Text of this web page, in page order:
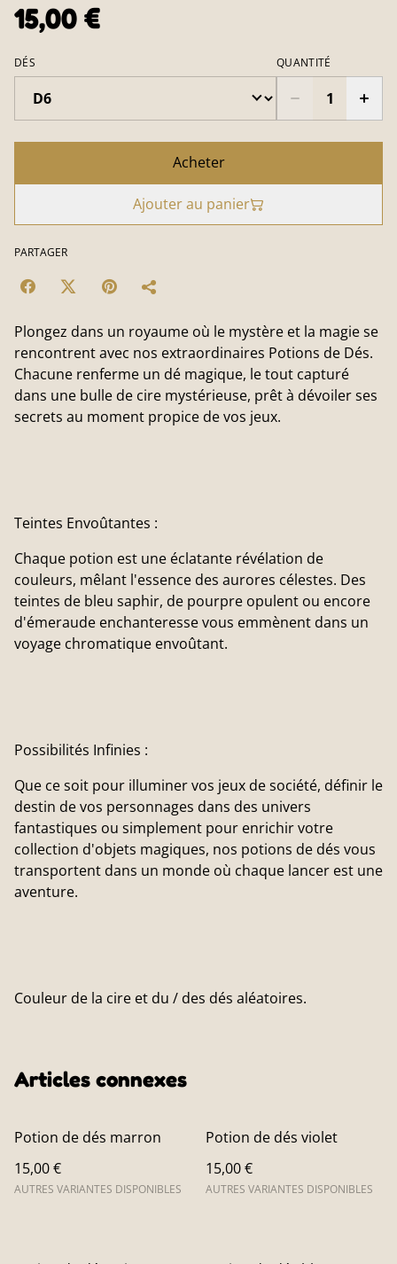
15,00 €
DÉS QUANTITÉ
Acheter
Ajouter au panier
PARTAGER
Plongez dans un royaume où le mystère et la magie se
rencontrent avec nos extraordinaires Potions de Dés.
Chacune renferme un dé magique, le tout capturé
dans une bulle de cire mystérieuse, prêt à dévoiler ses
secrets au moment propice de vos jeux.
Teintes Envoûtantes :
Chaque potion est une éclatante révélation de
couleurs, mêlant l'essence des aurores célestes. Des
teintes de bleu saphir, de pourpre opulent ou encore
d'émeraude enchanteresse vous emmènent dans un
voyage chromatique envoûtant.
Possibilités Infinies :
Que ce soit pour illuminer vos jeux de société, définir le
destin de vos personnages dans des univers
fantastiques ou simplement pour enrichir votre
collection d'objets magiques, nos potions de dés vous
transportent dans un monde où chaque lancer est une
aventure.
Couleur de la cire et du / des dés aléatoires.
Articles connexes
Potion de dés marron
15,00 €
AUTRES VARIANTES DISPONIBLES
Potion de dés violet
15,00 €
AUTRES VARIANTES DISPONIBLES